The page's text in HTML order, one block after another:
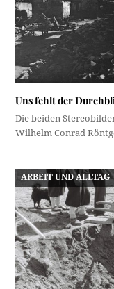
Uns fehlt der
Die beiden
Wilhelm Conrad
ARBEIT UND ALLTAG